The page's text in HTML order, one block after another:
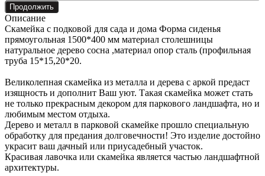
Продолжить
Описание
Скамейка с подковой для сада и дома Форма сиденья
прямоугольная 1500*400 мм материал столешницы
натуральное дерево сосна ,материал опор сталь (профильная
труба 15*15,20*20.
Великолепная скамейка из металла и дерева с аркой предаст
изящность и дополнит Ваш уют. Такая скамейка может стать
не только прекрасным декором для паркового ландшафта, но и
любимым местом отдыха.
Дерево и металл в парковой скамейке прошло специальную
обработку для предания долговечности! Это изделие достойно
украсит ваш дачный или приусадебный участок.
Красивая лавочка или скамейка является частью ландшафтной
архитектуры.